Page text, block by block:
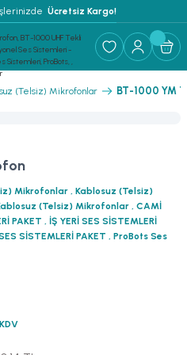
Ücretsiz Kargo!
(Telsiz) Mikrofonlar BT-1000 YM
Mikrofonlar ,Kablosuz (Telsiz)
(Telsiz) Mikrofonlar ,CAMİ
PAKET , İŞ YERİ SES SİSTEMLERİ
SİSTEMLERİ PAKET ,ProBots Ses